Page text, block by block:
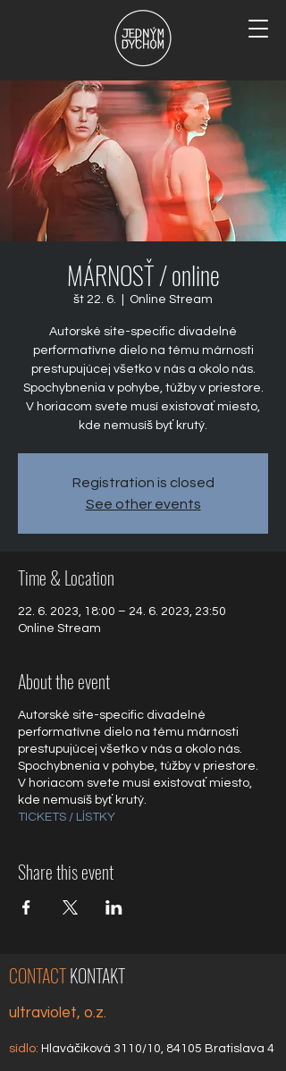
MÁRNOSŤ / online
št 22. 6. Online Stream
Autorské site-specific divadelné
performatívne dielo na tému márnosti
prestupujúcej všetko v nás a okolo nás.
Spochybnenia v pohybe, túžby v priestore.
V horiacom svete musí existovať miesto,
Registration is closed
See other events
Time & Location
22. 6. 2023, 18:00 – 24. 6. 2023, 23:50
Online Stream
About the event
Autorské site-specific divadelné
performatívne dielo na tému márnosti
prestupujúcej všetko v nás a okolo nás.
Spochybnenia v pohybe, túžby v priestore.
V horiacom svete musí existovať miesto,
kde nemusíš byť krutý.
TICKETS / LÍSTKY
Share this event
CONTACTKONTAKT
ultraviolet, o.z.
sídlo: Hlaváčiková 3110/10, 84105 Bratislava 4